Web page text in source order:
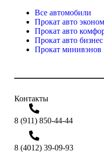
Все автомобили
Прокат авто
Прокат авто
Прокат авто бизнес
Прокат минивэнов
Контакты
8 (911) 850-44-44
8 (4012) 39-09-93